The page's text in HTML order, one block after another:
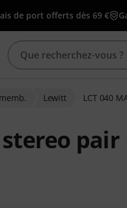
de port offerts dès 69 €
Lewitt LCT 040
stereo pair
clients